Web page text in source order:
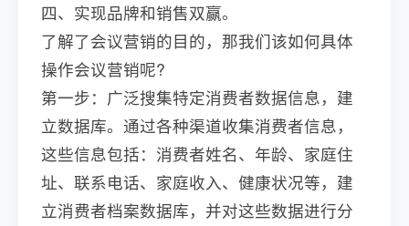
四、实现品牌和销售双赢。
了解了会议营销的目的，那我们该如何具体
操作会议营销呢?
第一步：广泛搜集特定消费者数据信息，建
立数据库。通过各种渠道收集消费者信息，
这些信息包括：消费者姓名、年龄、家庭住
址、联系电话、家庭收入、健康状况等，建
立消费者档案数据库，并对这些数据进行分